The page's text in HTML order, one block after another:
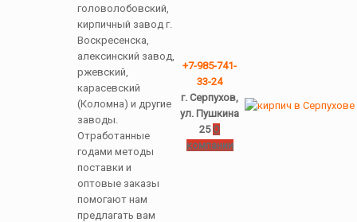
головолобовский,
кирпичный завод г.
Воскресенска,
алексинский завод,
ржевский,
карасевский
(Коломна) и другие
заводы.
Отработанные
годами методы
поставки и
оптовые заказы
помогают нам
предлагать вам
+7-985-741-
33-24
г. Серпухов,
ул. Пушкина
25 О
компании